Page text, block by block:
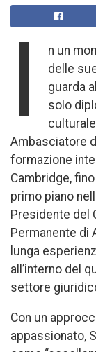
I
n un
delle
guarda
solo
Ambasciatore
formazione
Cambridge,
primo piano
Presidente del
Permanente di
lunga
all’interno del
settore
Con un
appassionato,